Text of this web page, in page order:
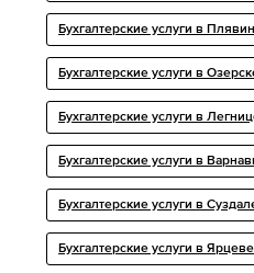
Бухгалтерские услуги в
Бухгалтерские услуги в
Бухгалтерские услуги в
Бухгалтерские услуги в
Бухгалтерские услуги в
Бухгалтерские услуги в Ярцеве